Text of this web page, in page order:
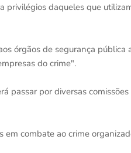
privilégios daqueles que
órgãos de segurança pública
do crime".
passar por diversas comissões
em combate ao crime